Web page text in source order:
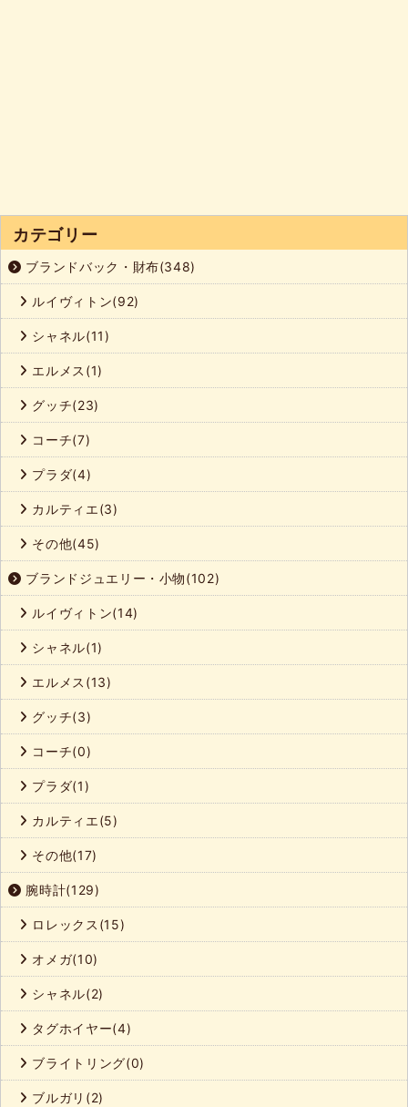
カテゴリー
ブランドバック・財布(348)
ルイヴィトン(92)
シャネル(11)
エルメス(1)
グッチ(23)
コーチ(7)
プラダ(4)
カルティエ(3)
その他(45)
ブランドジュエリー・小物(102)
ルイヴィトン(14)
シャネル(1)
エルメス(13)
グッチ(3)
コーチ(0)
プラダ(1)
カルティエ(5)
その他(17)
腕時計(129)
ロレックス(15)
オメガ(10)
シャネル(2)
タグホイヤー(4)
ブライトリング(0)
ブルガリ(2)